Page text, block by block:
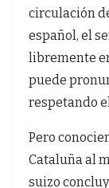
circulación
español, el
libremente
puede
respetando
Pero
Cataluña al
suizo